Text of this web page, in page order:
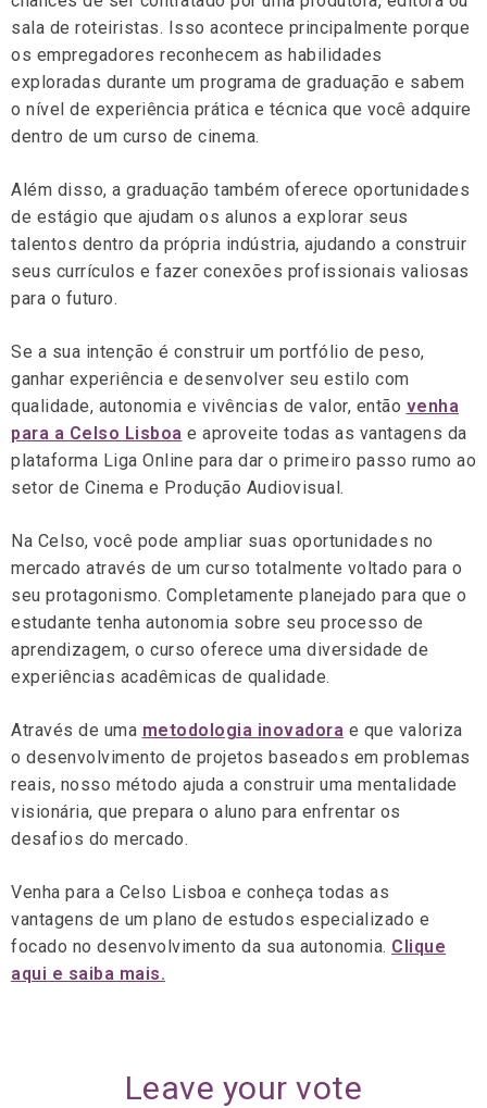
sala de roteiristas. Isso acontece principalmente porque
os empregadores reconhecem as habilidades
exploradas durante um programa de graduação e sabem
o nível de experiência prática e técnica que você adquire
dentro de um curso de cinema.
Além disso, a graduação também oferece oportunidades
de estágio que ajudam os alunos a explorar seus
talentos dentro da própria indústria, ajudando a construir
seus currículos e fazer conexões profissionais valiosas
para o futuro.
Se a sua intenção é construir um portfólio de peso,
ganhar experiência e desenvolver seu estilo com
qualidade, autonomia e vivências de valor, então venha
para a Celso Lisboa e aproveite todas as vantagens da
plataforma Liga Online para dar o primeiro passo rumo ao
setor de Cinema e Produção Audiovisual.
Na Celso, você pode ampliar suas oportunidades no
mercado através de um curso totalmente voltado para o
seu protagonismo. Completamente planejado para que o
estudante tenha autonomia sobre seu processo de
aprendizagem, o curso oferece uma diversidade de
experiências acadêmicas de qualidade.
Através de uma metodologia inovadora e que valoriza
o desenvolvimento de projetos baseados em problemas
reais, nosso método ajuda a construir uma mentalidade
visionária, que prepara o aluno para enfrentar os
desafios do mercado.
Venha para a Celso Lisboa e conheça todas as
vantagens de um plano de estudos especializado e
focado no desenvolvimento da sua autonomia. Clique
aqui e saiba mais.
Leave your vote